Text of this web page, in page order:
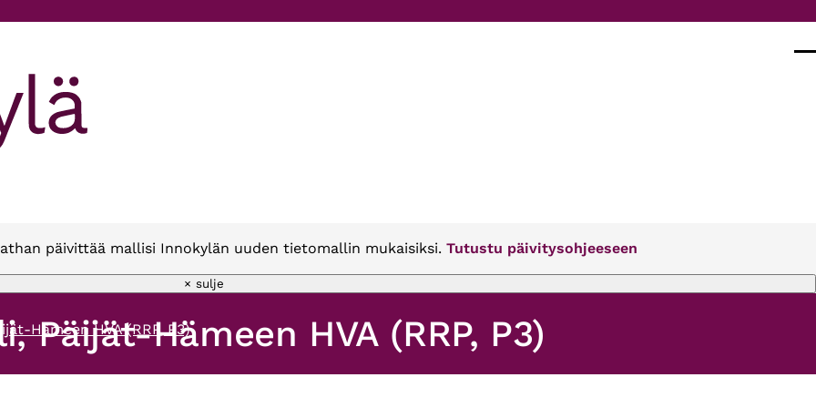
päivittää mallisi Innokylän uuden tietomallin mukaisiksi. Tutustu päivitysohjeeseen
× sulje
Hämeen HVA (RRP, P3)Hämeen HVA (RRP, P3)